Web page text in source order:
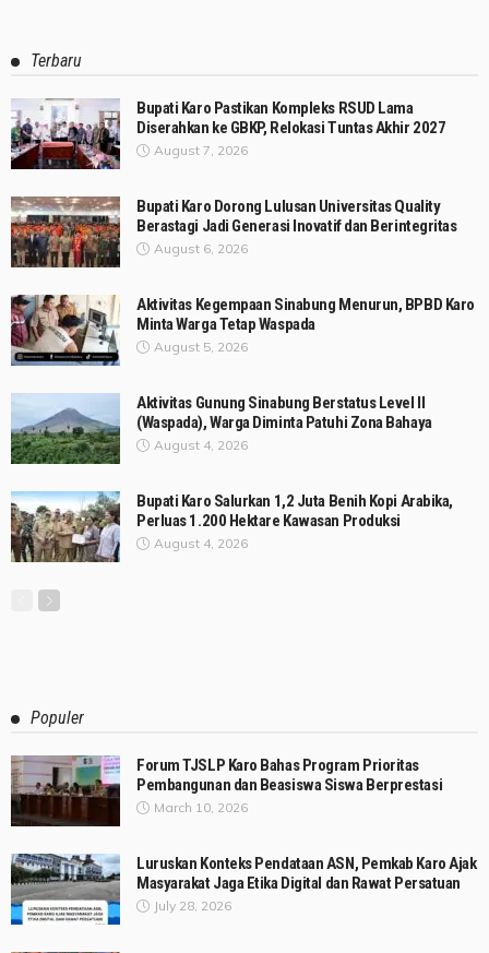
Terbaru
Bupati Karo Pastikan Kompleks RSUD Lama
Diserahkan ke GBKP, Relokasi Tuntas Akhir 2027
August 7, 2026
Bupati Karo Dorong Lulusan Universitas Quality
Berastagi Jadi Generasi Inovatif dan Berintegritas
August 6, 2026
Aktivitas Kegempaan Sinabung Menurun, BPBD Karo
Minta Warga Tetap Waspada
August 5, 2026
Aktivitas Gunung Sinabung Berstatus Level II
(Waspada), Warga Diminta Patuhi Zona Bahaya
August 4, 2026
Bupati Karo Salurkan 1,2 Juta Benih Kopi Arabika,
Perluas 1.200 Hektare Kawasan Produksi
August 4, 2026
Populer
Forum TJSLP Karo Bahas Program Prioritas
Pembangunan dan Beasiswa Siswa Berprestasi
March 10, 2026
Luruskan Konteks Pendataan ASN, Pemkab Karo Ajak
Masyarakat Jaga Etika Digital dan Rawat Persatuan
July 28, 2026